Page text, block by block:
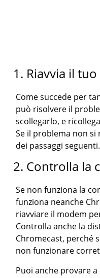
1. Riavvia il
Come succede per
può risolvere il
scollegarlo, e
Se il problema non
dei passaggi seguenti.
2. Controlla la
Se non funziona la
funziona neanche
riavviare il modem
Controlla anche la
Chromecast, perché
non funzionare
Puoi anche provare a